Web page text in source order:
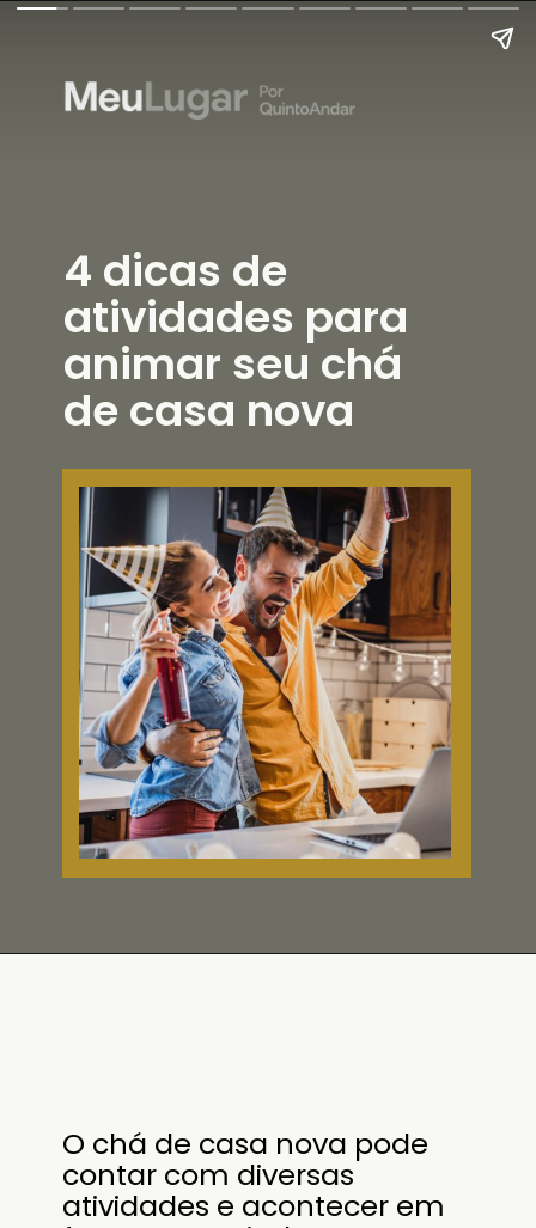
4 dicas de
atividades para
animar seu chá
de casa nova
em